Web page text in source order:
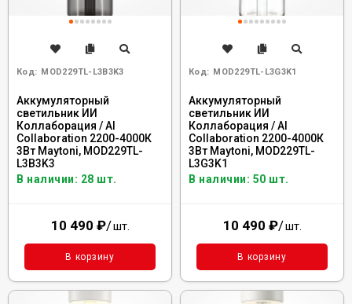
Код: MOD229TL-L3B3K3
Аккумуляторный
светильник ИИ
Коллаборация / AI
Collaboration 2200-4000К
3Вт Maytoni, MOD229TL-
L3B3K3
В наличии: 28 шт.
10 490 ₽/шт.
В корзину
Код: MOD229TL-L3G3K1
Аккумуляторный
светильник ИИ
Коллаборация / AI
Collaboration 2200-4000К
3Вт Maytoni, MOD229TL-
L3G3K1
В наличии: 50 шт.
10 490 ₽/шт.
В корзину